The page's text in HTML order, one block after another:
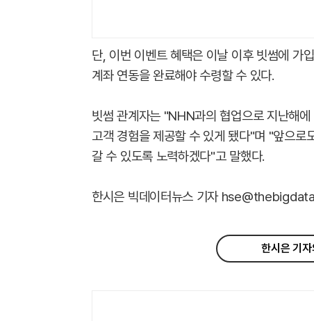
단, 이번 이벤트 혜택은 이날 이후 빗썸에 가
계좌 연동을 완료해야 수령할 수 있다.
빗썸 관계자는 "NHN과의 협업으로 지난해
고객 경험을 제공할 수 있게 됐다"며 "앞으로
갈 수 있도록 노력하겠다"고 말했다.
한시은 빅데이터뉴스 기자
한시은 기자